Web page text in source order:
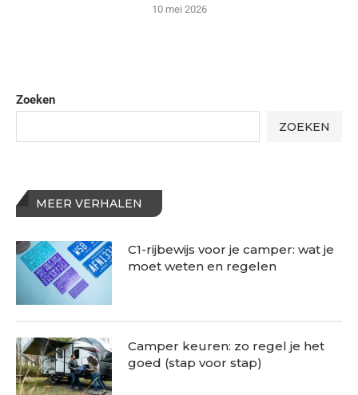
10 mei 2026
Zoeken
ZOEKEN
MEER VERHALEN
C1-rijbewijs voor je camper: wat je
moet weten en regelen
Camper keuren: zo regel je het
goed (stap voor stap)